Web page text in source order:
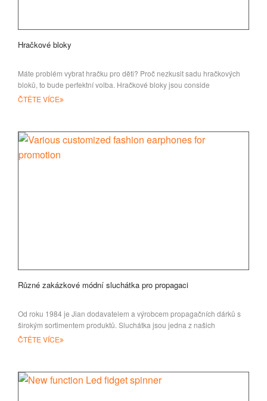
Hračkové bloky
Máte problém vybrat hračku pro děti? Proč nezkusit sadu hračkových
bloků, to bude perfektní volba. Hračkové bloky jsou conside
ČTĚTE VÍCE
Různé zakázkové módní sluchátka pro propagaci
Od roku 1984 je Jian dodavatelem a výrobcem propagačních dárků s
širokým sortimentem produktů. Sluchátka jsou jedna z našich
ČTĚTE VÍCE